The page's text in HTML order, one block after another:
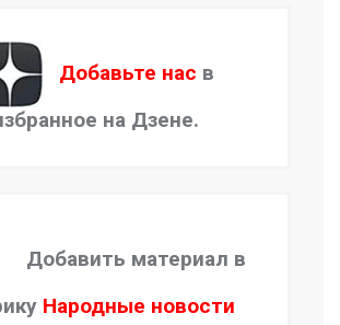
Добавьте нас в
на Дзене.
Добавить материал в
Народные новости